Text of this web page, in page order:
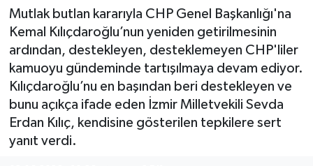
Mutlak butlan kararıyla CHP Genel Başkanlığı'na
Kemal Kılıçdaroğlu’nun yeniden getirilmesinin
ardından, destekleyen, desteklemeyen CHP'liler
kamuoyu gündeminde tartışılmaya devam ediyor.
Kılıçdaroğlu’nu en başından beri destekleyen ve
bunu açıkça ifade eden İzmir Milletvekili Sevda
Erdan Kılıç, kendisine gösterilen tepkilere sert
yanıt verdi.
Kültür Sanat
Resmi Reklam
Röportajlar